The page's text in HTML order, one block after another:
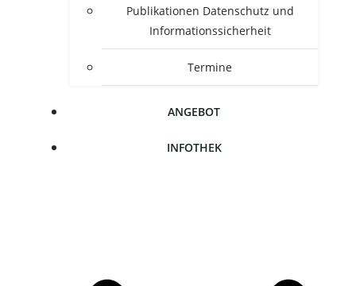
Publi­ka­tio­nen Daten­schutz und
Informationssicherheit
Ter­mi­ne
ANGE­BOT
INFO­THEK